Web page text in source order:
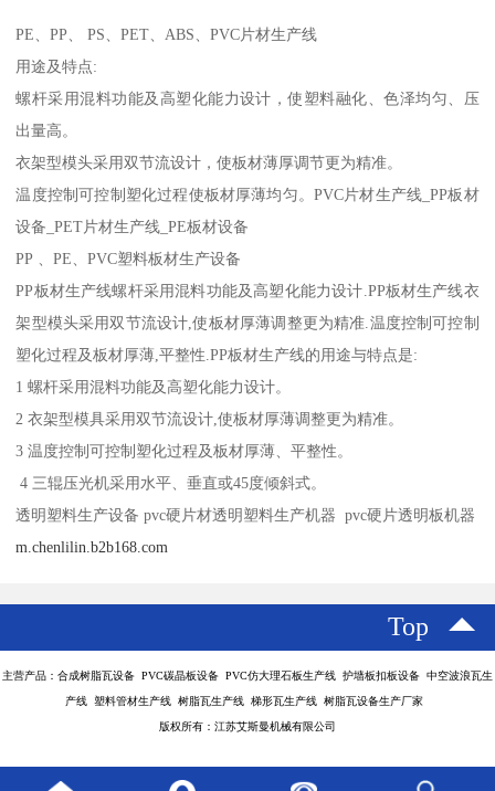
PE、PP、 PS、PET、ABS、PVC片材生产线
用途及特点:
螺杆采用混料功能及高塑化能力设计，使塑料融化、色泽均匀、压
出量高。
衣架型模头采用双节流设计，使板材薄厚调节更为精准。
温度控制可控制塑化过程使板材厚薄均匀。PVC片材生产线_PP板材
设备_PET片材生产线_PE板材设备
PP 、PE、PVC塑料板材生产设备
PP板材生产线螺杆采用混料功能及高塑化能力设计.PP板材生产线衣
架型模头采用双节流设计,使板材厚薄调整更为精准.温度控制可控制
塑化过程及板材厚薄,平整性.PP板材生产线的用途与特点是:
1 螺杆采用混料功能及高塑化能力设计。
2 衣架型模具采用双节流设计,使板材厚薄调整更为精准。
3 温度控制可控制塑化过程及板材厚薄、平整性。
4 三辊压光机采用水平、垂直或45度倾斜式。
透明塑料生产设备 pvc硬片材透明塑料生产机器 pvc硬片透明板机器
m.chenlilin.b2b168.com
Top
主营产品：合成树脂瓦设备 PVC碳晶板设备 PVC仿大理石板生产线 护墙板扣板设备 中空波浪瓦生
产线 塑料管材生产线 树脂瓦生产线 梯形瓦生产线 树脂瓦设备生产厂家
版权所有：江苏艾斯曼机械有限公司